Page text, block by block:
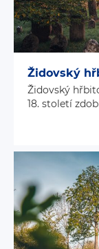
Židovský
Židovský
18. století